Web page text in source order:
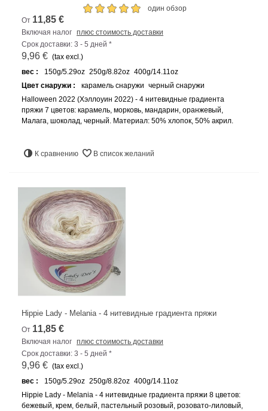
один обзор
От 11,85 €
Включая налог плюс стоимость доставки
Срок доставки: 3 - 5 дней *
9,96 € (tax excl.)
вес :
150g/5.29oz 250g/8.82oz 400g/14.11oz
Цвет снаружи :
карамель снаружи черный снаружи
Halloween 2022 (Хэллоуин 2022) - 4 нитевидные градиента
пряжи 7 цветов: карамель, морковь, мандарин, оранжевый,
Малага, шоколад, черный. Материал: 50% хлопок, 50% акрил.
К сравнению В список желаний
Hippie Lady - Melania - 4 нитевидные градиента пряжи
От 11,85 €
Включая налог плюс стоимость доставки
Срок доставки: 3 - 5 дней *
9,96 € (tax excl.)
вес :
150g/5.29oz 250g/8.82oz 400g/14.11oz
Hippie Lady - Melania - 4 нитевидные градиента пряжи 8 цветов:
бежевый, крем, белый, пастельный розовый, розовато-лиловый,